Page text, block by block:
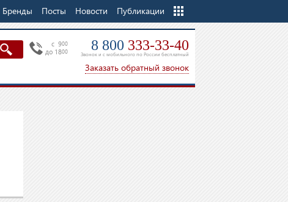
Бренды Посты Новости Публикации
Еще
c 900
до 1800 8 800 333-33-40
Звонок и с мобильного по России бесплатный
Заказать обратный звонок